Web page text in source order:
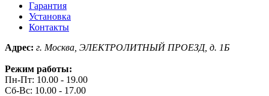
Гарантия
Установка
Контакты
Адрес: г. Москва, ЭЛЕКТРОЛИТНЫЙ ПРОЕЗД, д. 1Б
Режим работы:
Пн-Пт: 10.00 - 19.00
Сб-Вс: 10.00 - 17.00